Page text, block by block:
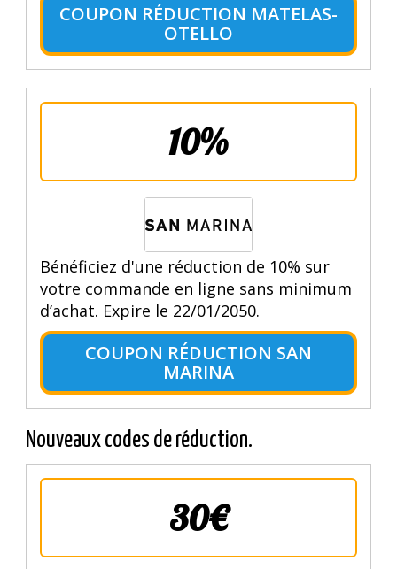
COUPON RÉDUCTION MATELAS-
OTELLO
10%
Bénéficiez d'une réduction de 10% sur
votre commande en ligne sans minimum
d’achat. Expire le 22/01/2050.
COUPON RÉDUCTION SAN
MARINA
Nouveaux codes de réduction.
30€